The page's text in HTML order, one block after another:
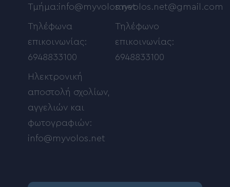
Τμήμα:info@myvolos.net
Τηλέφωνα
επικοινωνίας:
6948833100
Ηλεκτρονική
αποστολή σχολίων,
αγγελιών και
φωτογραφιών:
info@myvolos.net
myvolos.net@gmail.com
Τηλέφωνο
επικοινωνίας:
6948833100